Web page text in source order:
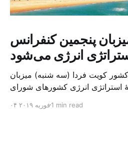
پنجمین کنفرانس
انرژی می‌شود
کویت فردا (سه شنبه) میزبان
استراتژی انرژی کشورهای شورای
نفت و گاز در این کنفرانس
۰۴ فوریه ۲۰۱۹1 min read